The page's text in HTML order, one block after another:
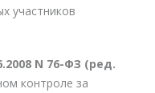
участников
N 76-ФЗ (ред.
контроле за